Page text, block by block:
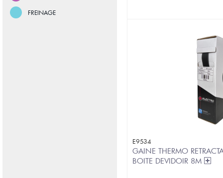
FREINAGE
E9534
GAINE THERMO
BOITE DEVIDOIR 8M